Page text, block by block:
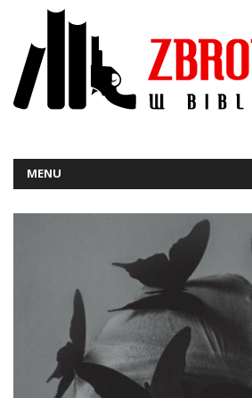
MENU
PATRONATY
WYWIADY
RECENZJE